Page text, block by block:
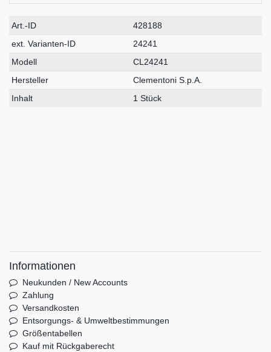
Technisches
Merkmal
Wert
Art.-ID
428188
ext. Varianten-ID
24241
Modell
CL24241
Hersteller
Clementoni S.p.A.
Inhalt
1 Stück
Informationen
Neukunden / New Accounts
Zahlung
Versandkosten
Entsorgungs- & Umweltbestimmungen
Größentabellen
Kauf mit Rückgaberecht